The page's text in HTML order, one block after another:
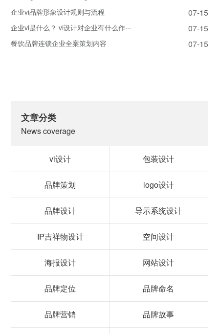
企业vi品牌形象设计规则与流程 07-15
企业vi是什么？ vi设计对企业有什么作··· 07-15
餐饮品牌连锁企业全案策划内容 07-15
文章分类
News coverage
vi设计 包装设计
品牌策划 logo设计
品牌设计 导示系统设计
IP吉祥物设计 空间设计
海报设计 网站设计
品牌定位 品牌命名
品牌营销 品牌故事